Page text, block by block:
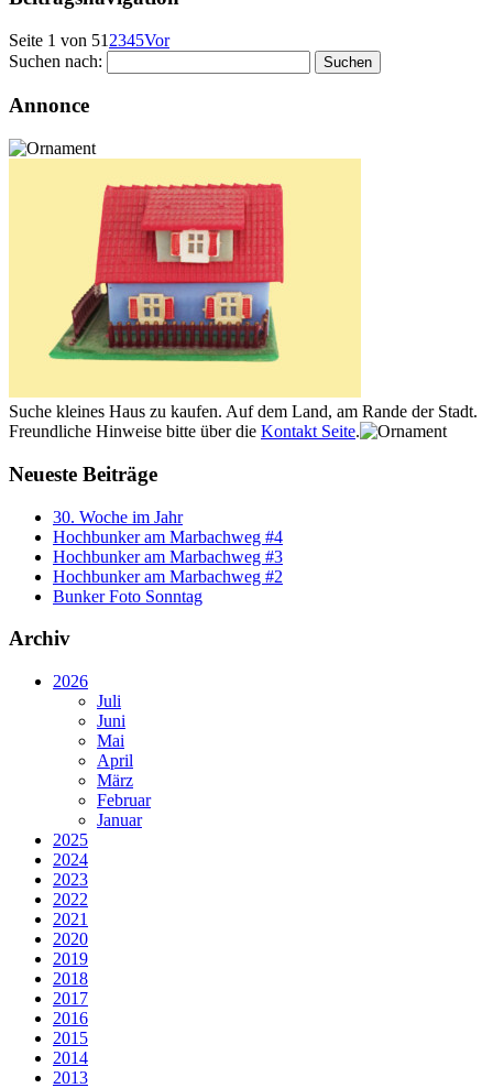
Seite 1 von 51 2345Vor
Suchen nach:
Annonce
Suche kleines Haus zu kaufen. Auf dem Land, am Rande der Stadt.
Freundliche Hinweise bitte über die Kontakt Seite.
Neueste Beiträge
30. Woche im Jahr
Hochbunker am Marbachweg #4
Hochbunker am Marbachweg #3
Hochbunker am Marbachweg #2
Bunker Foto Sonntag
Archiv
2026
Juli
Juni
Mai
April
März
Februar
Januar
2025
2024
2023
2022
2021
2020
2019
2018
2017
2016
2015
2014
2013